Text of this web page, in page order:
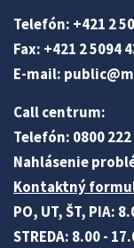
Telefón: +421 2
Fax: +421 2 5094
E-mail:
Call centrum:
Telefón: 0800 222
Nahlásenie
Kontaktný
PO, UT, ŠT, PIA:
STREDA: 8.00 -